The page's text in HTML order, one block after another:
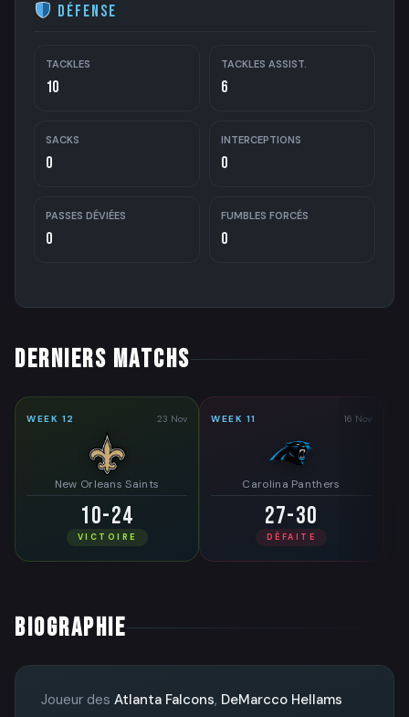
Défense
TACKLES
10
TACKLES ASSIST.
6
SACKS
0
INTERCEPTIONS
0
PASSES DÉVIÉES
0
FUMBLES FORCÉS
0
DERNIERS MATCHS
WEEK 12 23 Nov
New Orleans Saints
10-24
VICTOIRE
WEEK 11 16 Nov
Carolina Panthers
27-30
DÉFAITE
BIOGRAPHIE
Joueur des Atlanta Falcons, DeMarcco Hellams